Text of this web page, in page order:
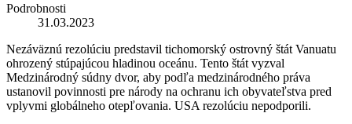
Podrobnosti
31.03.2023
Nezáväznú rezolúciu predstavil tichomorský ostrovný štát Vanuatu
ohrozený stúpajúcou hladinou oceánu. Tento štát vyzval
Medzinárodný súdny dvor, aby podľa medzinárodného práva
ustanovil povinnosti pre národy na ochranu ich obyvateľstva pred
vplyvmi globálneho otepľovania. USA rezolúciu nepodporili.